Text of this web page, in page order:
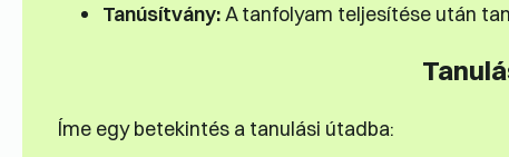
Tanúsítvány:A tanfolyam teljesítése után
Íme egy betekintés a tanulási útadba: